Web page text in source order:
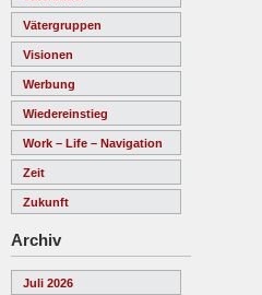
Vätergruppen
Visionen
Werbung
Wiedereinstieg
Work – Life – Navigation
Zeit
Zukunft
Archiv
Juli 2026